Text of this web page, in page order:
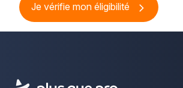
Je vérifie mon éligibilité